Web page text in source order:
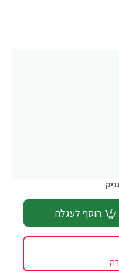
הוסף לעגלה